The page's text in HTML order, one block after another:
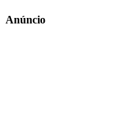
Anúncio